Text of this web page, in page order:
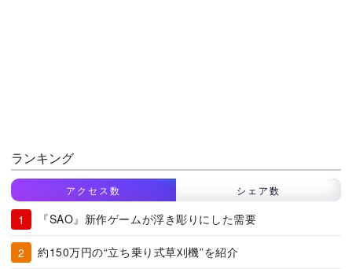
ランキング
アクセス数 シェア数
『SAO』新作ゲームが浮き彫りにした需要
約150万円の“立ち乗り式草刈機”を紹介